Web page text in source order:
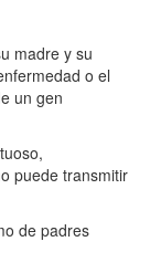
madre y su
o el
un gen
puede transmitir
de padres